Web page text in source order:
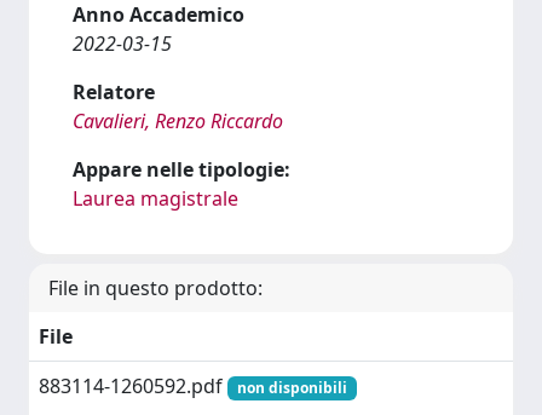
Anno Accademico
2022-03-15
Relatore
Cavalieri, Renzo Riccardo
Appare nelle tipologie:
Laurea magistrale
File in questo prodotto:
File
883114-1260592.pdf
non disponibili